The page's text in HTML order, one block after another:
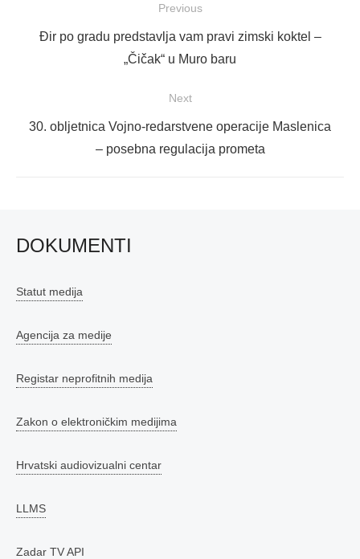
objava
Previous
Previous
Đir po gradu predstavlja vam pravi zimski koktel –
„Čičak“ u Muro baru
Next
Next
30. obljetnica Vojno-redarstvene operacije Maslenica
– posebna regulacija prometa
DOKUMENTI
Statut medija
Agencija za medije
Registar neprofitnih medija
Zakon o elektroničkim medijima
Hrvatski audiovizualni centar
LLMS
Zadar TV API